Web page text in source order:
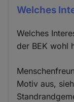
Welches
Welches
der BEK wohl
Motiv aus,